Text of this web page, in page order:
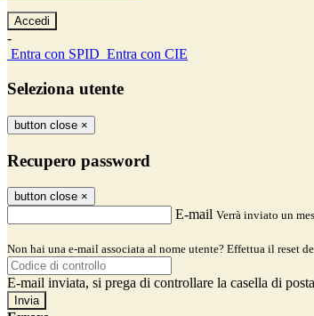
-
Entra con SPID Entra con CIE
Seleziona utente
button close ×
Recupero password
button close ×
E-mail Verrà inviato un
Non hai una e-mail associata al nome utente? Effettua il reset
E-mail inviata, si prega di controllare la casella di